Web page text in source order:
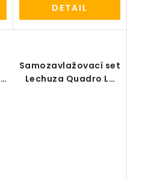
DETAIL
Samozavlažovací set
Lechuza Quadro LS